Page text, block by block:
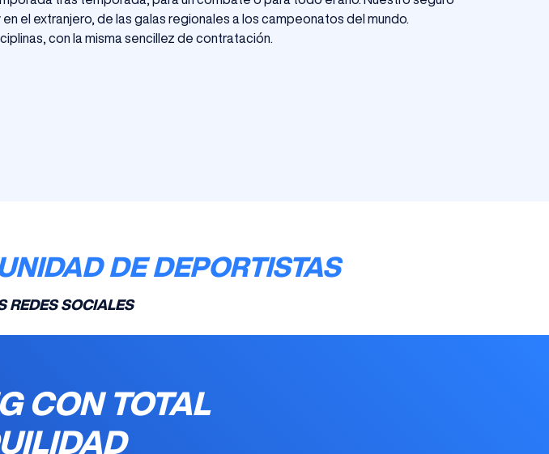
el extranjero, de las galas regionales a los campeonatos del mundo.
con la misma sencillez de contratación.
DE DEPORTISTAS
REDES SOCIALES
CON TOTAL